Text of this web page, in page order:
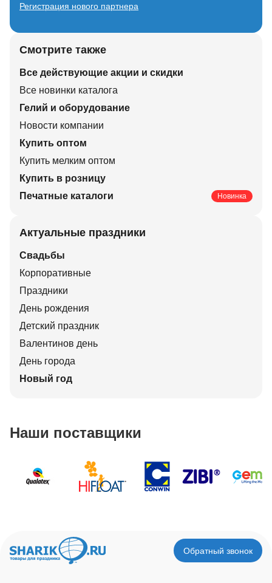
Регистрация нового партнера
Смотрите также
Все действующие акции и скидки
Все новинки каталога
Гелий и оборудование
Новости компании
Купить оптом
Купить мелким оптом
Купить в розницу
Печатные каталоги
Новинка
Актуальные праздники
Свадьбы
Корпоративные
Праздники
День рождения
Детский праздник
Валентинов день
День города
Новый год
Наши поставщики
Обратный звонок